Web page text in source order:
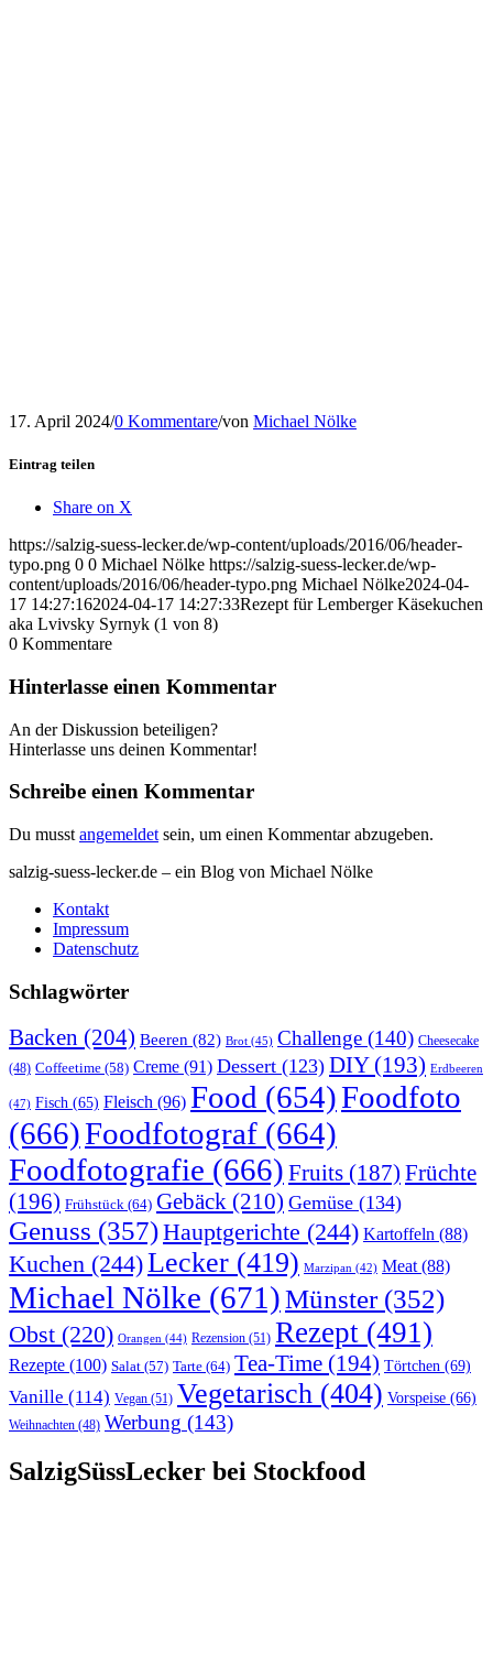
17. April 2024/0 Kommentare/von Michael Nölke
Eintrag teilen
Share on X
https://salzig-suess-lecker.de/wp-content/uploads/2016/06/header-
typo.png 0 0 Michael Nölke https://salzig-suess-lecker.de/wp-
content/uploads/2016/06/header-typo.png Michael Nölke2024-04-
17 14:27:162024-04-17 14:27:33Rezept für Lemberger Käsekuchen
aka Lvivsky Syrnyk (1 von 8)
0 Kommentare
Hinterlasse einen Kommentar
An der Diskussion beteiligen?
Hinterlasse uns deinen Kommentar!
Schreibe einen Kommentar
Du musst angemeldet sein, um einen Kommentar abzugeben.
salzig-suess-lecker.de – ein Blog von Michael Nölke
Kontakt
Impressum
Datenschutz
Schlagwörter
Backen (204) Beeren (82) Brot (45) Challenge (140) Cheesecake
(48) Coffeetime (58) Creme (91) Dessert (123) DIY(193) Erdbeeren
(47) Fisch (65) Fleisch (96) Food (654)Foodfoto
(666)Foodfotograf (664)
Foodfotografie (666) Fruits (187) Früchte
(196) Frühstück (64) Gebäck (210) Gemüse (134)
Genuss (357)Hauptgerichte (244) Kartoffeln (88)
Kuchen (244)Lecker (419) Marzipan (42) Meat(88)
Michael Nölke (671)Münster(352)
Obst (220) Orangen (44) Rezension (51) Rezept (491)
Rezepte (100) Salat (57) Tarte (64) Tea-Time (194) Törtchen (69)
Vanille (114) Vegan (51) Vegetarisch (404) Vorspeise (66)
Weihnachten (48) Werbung (143)
SalzigSüssLecker bei Stockfood